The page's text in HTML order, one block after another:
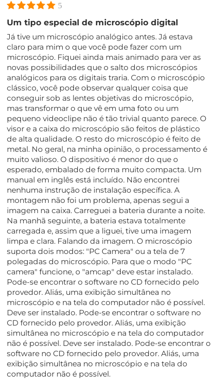
5
Um tipo especial de microscópio digital
Já tive um microscópio analógico antes. Já estava
claro para mim o que você pode fazer com um
microscópio. Fiquei ainda mais animado para ver as
novas possibilidades que o salto dos microscópios
analógicos para os digitais traria. Com o microscópio
clássico, você pode observar qualquer coisa que
conseguir sob as lentes objetivas do microscópio,
mas transformar o que vê em uma foto ou um
pequeno videoclipe não é tão trivial quanto parece. O
visor e a caixa do microscópio são feitos de plástico
de alta qualidade. O resto do microscópio é feito de
metal. No geral, na minha opinião, o processamento é
muito valioso. O dispositivo é menor do que o
esperado, embalado de forma muito compacta. Um
manual em inglês está incluído. Não encontrei
nenhuma instrução de instalação específica. A
montagem não foi um problema, apenas segui a
imagem na caixa. Carreguei a bateria durante a noite.
Na manhã seguinte, a bateria estava totalmente
carregada e, assim que a liguei, tive uma imagem
limpa e clara. Falando da imagem. O microscópio
suporta dois modos: "PC Camera" ou a tela de 7
polegadas do microscópio. Para que o modo "PC
camera" funcione, o "amcap" deve estar instalado.
Pode-se encontrar o software no CD fornecido pelo
provedor. Aliás, uma exibição simultânea no
microscópio e na tela do computador não é possível.
Deve ser instalado. Pode-se encontrar o software no
CD fornecido pelo provedor. Aliás, uma exibição
simultânea no microscópio e na tela do computador
não é possível. Deve ser instalado. Pode-se encontrar o
software no CD fornecido pelo provedor. Aliás, uma
exibição simultânea no microscópio e na tela do
computador não é possível.